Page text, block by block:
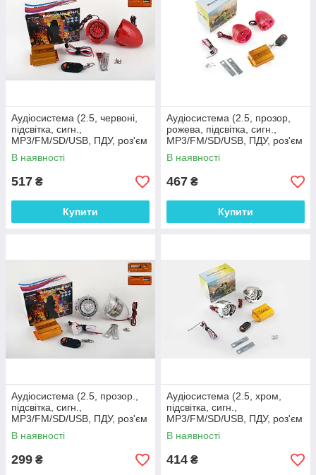
Аудіосистема (2.5, червоні,
підсвітка, сигн.,
МР3/FM/SD/USB, ПДУ, роз'єм
ППДУ 3K) BEST CHOICE
В наявності
517 ₴
Купити
Аудіосистема (2.5, прозор,
рожева, підсвітка, сигн.,
МР3/FM/SD/USB, ПДУ, роз'єм
ППДУ 3K) BEST CHOICE
#000002)
В наявності
467 ₴
Купити
Аудіосистема (2.5, прозор.,
підсвітка, сигн.,
МР3/FM/SD/USB, ПДУ, роз'єм
ППДУ 3K) BEST CHOICE
В наявності
299 ₴
Аудіосистема (2.5, хром,
підсвітка, сигн.,
МР3/FM/SD/USB, ПДУ, роз'єм
ППДУ 3K) BEST CHOICE
В наявності
414 ₴